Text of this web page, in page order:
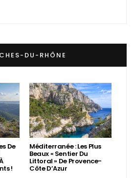
DU-RHÔNE
De
!
Méditerranée : Les Plus
Beaux « Sentier Du
Littoral » De Provence-
Côte D’Azur